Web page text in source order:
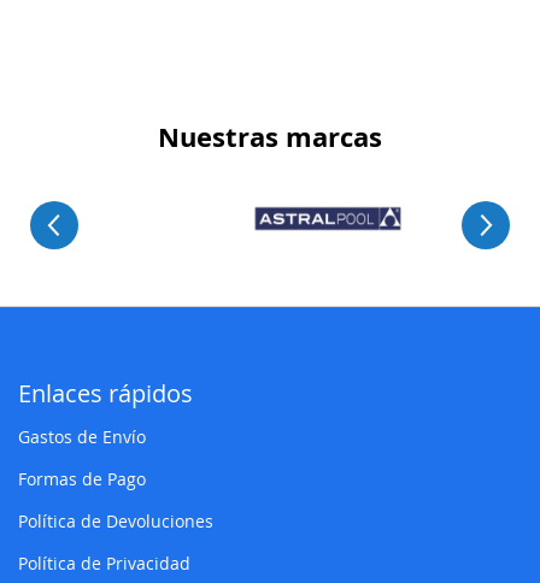
Nuestras marcas
Enlaces rápidos
Gastos de Envío
Formas de Pago
Política de Devoluciones
Política de Privacidad